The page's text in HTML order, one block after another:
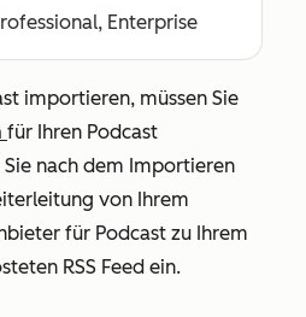
Enterprise
importieren, müssen Sie
für Ihren Podcast
nach dem Importieren
von Ihrem
für Podcast zu Ihrem
RSS Feed ein.